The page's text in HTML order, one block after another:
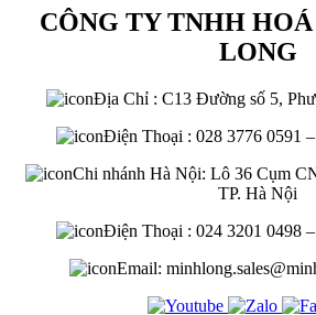
CÔNG TY TNHH
LONG
Địa Chỉ : C13 Đường số 5,
Điện Thoại : 028 3776 0591
Chi nhánh Hà Nội: Lô 36 Cụm
TP. Hà Nội
Điện Thoại : 024 3201 0498
Email: